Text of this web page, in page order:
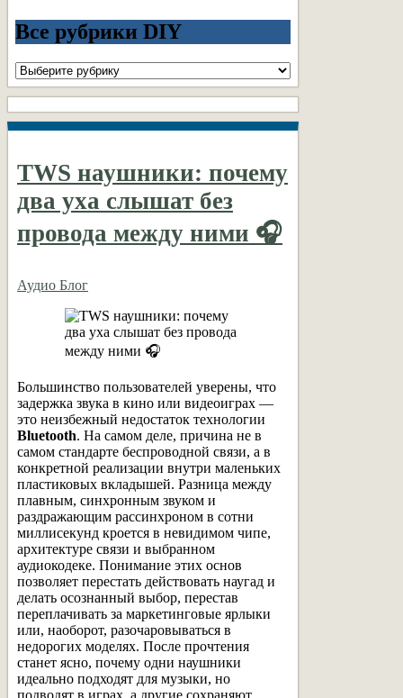
Все рубрики DIY
Все
рубрики
DIY
TWS наушники: почему
два уха слышат без
провода между ними 🎧
Аудио Блог
Большинство пользователей уверены, что
задержка звука в кино или видеоиграх —
это неизбежный недостаток технологии
Bluetooth. На самом деле, причина не в
самом стандарте беспроводной связи, а в
конкретной реализации внутри маленьких
пластиковых вкладышей. Разница между
плавным, синхронным звуком и
раздражающим рассинхроном в сотни
миллисекунд кроется в невидимом чипе,
архитектуре связи и выбранном
аудиокодеке. Понимание этих основ
позволяет перестать действовать наугад и
делать осознанный выбор, перестав
переплачивать за маркетинговые ярлыки
или, наоборот, разочаровываться в
недорогих моделях. После прочтения
станет ясно, почему одни наушники
идеально подходят для музыки, но
подводят в играх, а другие сохраняют